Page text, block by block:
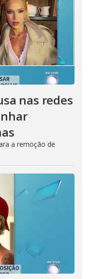
nas redes
a remoção de